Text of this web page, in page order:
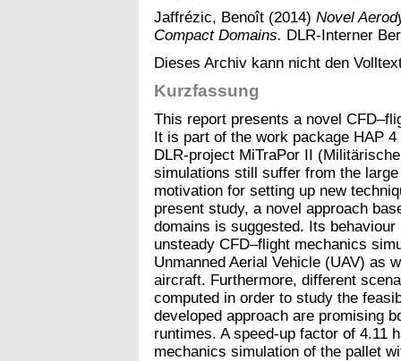
Jaffrézic, Benoît (2014) Novel
Compact Domains. DLR-Interner
Dieses Archiv kann nicht den
Kurzfassung
This report presents a novel
It is part of the work package HAP
DLR-project MiTraPor II
simulations still suffer from the
motivation for setting up new
present study, a novel approach
domains is suggested. Its
unsteady CFD–flight mechanics
Unmanned Aerial Vehicle (UAV) as
aircraft. Furthermore, different
computed in order to study the
developed approach are promising
runtimes. A speed-up factor of 4.11
mechanics simulation of the pallet